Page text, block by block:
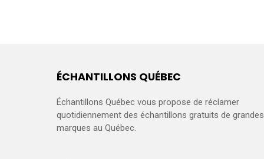
ÉCHANTILLONS QUÉBEC
Échantillons Québec vous propose de réclamer
quotidiennement des échantillons gratuits de grandes
marques au Québec.